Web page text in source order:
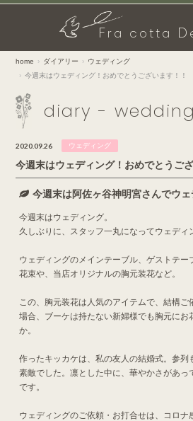
Fra cotta D
home ダイアリー
ウェディング
今週末はウェディング！おめでとうございます！！
diary - wedding
2020.09.26 ウェディング
今週末はウェディング！おめでとうご
今週末は阿佐ヶ谷神明宮さんでウ
今週末はウェディング。
久しぶりに、スタッフ一丸になってウェディ
ウェディングのメインテーブル、ゲストテー
花束や、当店オリジナルの胸元装花など。
この、胸元装花は人気のアイテムで、結構ご
場合、ブーケは持たない新婦様でも胸元にお
か。
作ったキッカケは、私の友人の結婚式。参列
素敵でした。凛とした中に、華やかさがあっ
です。
ウェディングのご依頼・お打合せは、コロナ